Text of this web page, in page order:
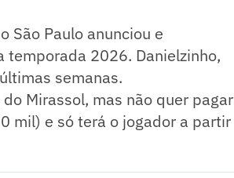
São Paulo anunciou e
temporada 2026. Danielzinho,
semanas.
Mirassol, mas não quer pagar
mil) e só terá o jogador a partir